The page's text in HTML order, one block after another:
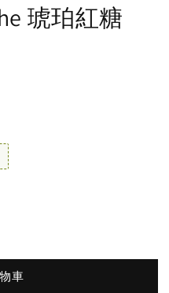
琥珀紅糖
車